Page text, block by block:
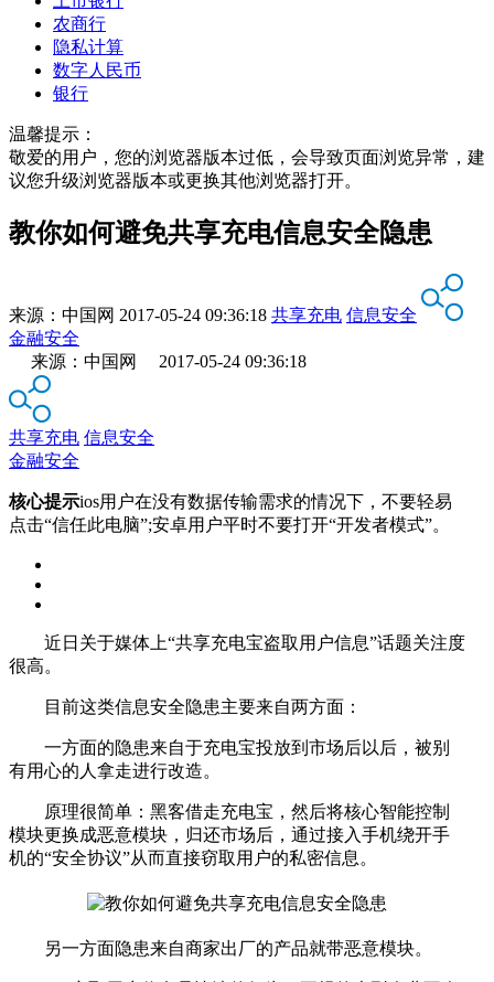
农商行
隐私计算
数字人民币
银行
温馨提示：
敬爱的用户，您的浏览器版本过低，会导致页面浏览异常，建
议您升级浏览器版本或更换其他浏览器打开。
教你如何避免共享充电信息安全隐患
来源： 中国网 2017-05-24 09:36:18 共享充电 信息安全
金融安全
来源：中国网 2017-05-24 09:36:18
共享充电 信息安全
金融安全
核心提示ios用户在没有数据传输需求的情况下，不要轻易
点击“信任此电脑”;安卓用户平时不要打开“开发者模式”。
近日关于媒体上“共享充电宝盗取用户信息”话题关注度
很高。
目前这类信息安全隐患主要来自两方面：
一方面的隐患来自于充电宝投放到市场后以后，被别
有用心的人拿走进行改造。
原理很简单：黑客借走充电宝，然后将核心智能控制
模块更换成恶意模块，归还市场后，通过接入手机绕开手
机的“安全协议”从而直接窃取用户的私密信息。
另一方面隐患来自商家出厂的产品就带恶意模块。